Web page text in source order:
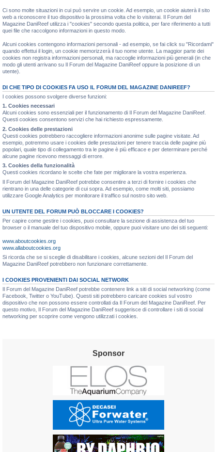
Ci sono molte situazioni in cui può servire un cookie. Ad esempio, un cookie aiuterà il sito
web a riconoscere il tuo dispositivo la prossima volta che lo visiterai. Il Forum del
Magazine DaniReef utilizza i "cookies" secondo questa politica, per fare riferimento a tutti
quei file che raccolgono informazioni in questo modo.
Alcuni cookies contengono informazioni personali - ad esempio, se fai click su "Ricordami"
quando effettui il login, un cookie memorizzerà il tuo nome utente. La maggior parte dei
cookies non registra informazioni personali, ma raccoglie informazioni più generali (in che
modo gli utenti arrivano su Il Forum del Magazine DaniReef oppure la posizione di un
utente).
DI CHE TIPO DI COOKIES FA USO IL FORUM DEL MAGAZINE DANIREEF?
I cookies possono svolgere diverse funzioni:
1. Cookies necessari
Alcuni cookies sono essenziali per il funzionamento di Il Forum del Magazine DaniReef.
Questi cookies consentono servizi che hai richiesto espressamente.
2. Cookies delle prestazioni
Questi cookies potrebbero raccogliere informazioni anonime sulle pagine visitate. Ad
esempio, potremmo usare i cookies delle prestazioni per tenere traccia delle pagine più
popolari, quale tipo di collegamento tra le pagine è più efficace e per determinare perché
alcune pagine ricevono messaggi di errore.
3. Cookies della funzionalità
Questi cookies ricordano le scelte che fate per migliorare la vostra esperienza.
Il Forum del Magazine DaniReef potrebbe consentire a terzi di fornire i cookies che
rientrano in una delle categorie di cui sopra. Ad esempio, come molti siti, possiamo
utilizzare Google Analytics per monitorare il traffico sul nostro sito web.
UN UTENTE DEL FORUM PUÒ BLOCCARE I COOKIES?
Per capire come gestire i cookies, puoi consultare la sezione di assistenza del tuo
browser o il manuale del tuo dispositivo mobile, oppure puoi visitare uno dei siti seguenti:
www.aboutcookies.org
www.allaboutcookies.org
Si ricorda che se si sceglie di disabilitare i cookies, alcune sezioni del Il Forum del
Magazine DaniReef potrebbero non funzionare correttamente.
I COOKIES PROVENIENTI DAI SOCIAL NETWORK
Il Forum del Magazine DaniReef potrebbe contenere link a siti di social networking (come
Facebook, Twitter o YouTube). Questi siti potrebbero caricare cookies sul vostro
dispositivo che non possono essere controllati da Il Forum del Magazine DaniReef. Per
questo motivo, Il Forum del Magazine DaniReef suggerisce di controllare i siti di social
networking per scoprire come vengono utilizzati i cookies.
Sponsor